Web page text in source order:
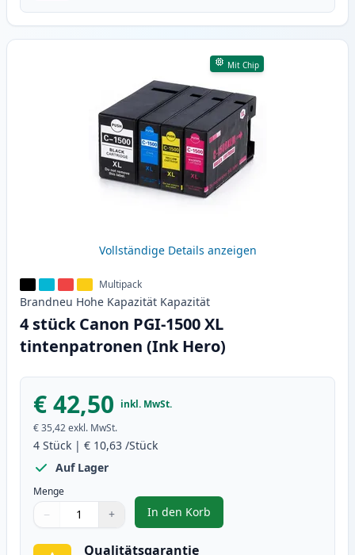
Mit Chip
Vollständige Details anzeigen
Multipack
Brandneu Hohe Kapazität Kapazität
4 stück Canon PGI-1500 XL
tintenpatronen (Ink Hero)
€ 42,50 inkl. MwSt.
€ 35,42exkl. MwSt.
4 Stück | € 10,63 /Stück
Auf Lager
Menge
Verwenden Sie die Tasten, um anzupassen
− +
1
In den Korb
, 4 stück Canon PGI-1500 XL
Qualitätsgarantie